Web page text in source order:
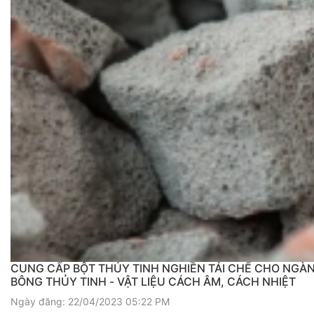
CUNG CẤP BỘT THỦY TINH NGHIỀN TÁI CHẾ CHO
BÔNG THỦY TINH - VẬT LIỆU CÁCH ÂM, CÁCH NHIỆT
Ngày đăng: 22/04/2023 05:22 PM